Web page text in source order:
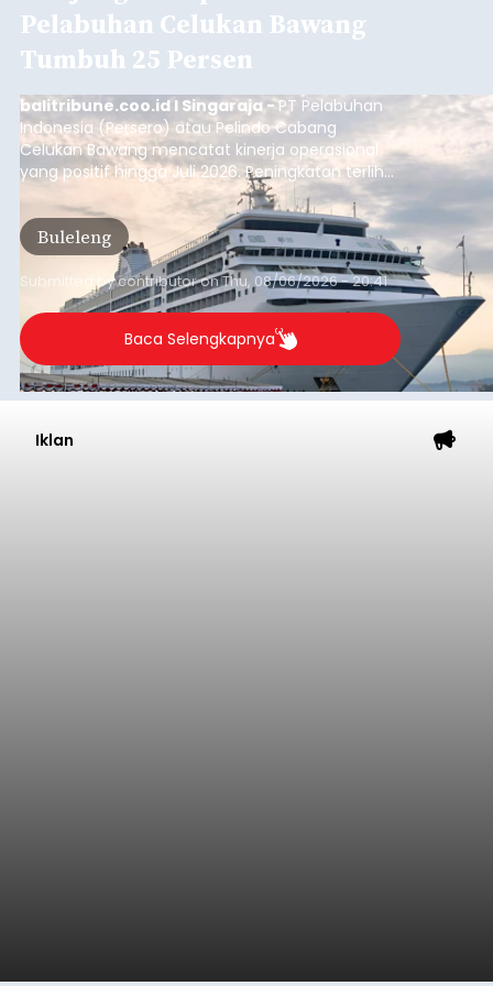
Pelabuhan Celukan Bawang
Tumbuh 25 Persen
balitribune.coo.id I Singaraja -PT Pelabuhan
Indonesia (Persero) atau Pelindo Cabang
Celukan Bawang mencatat kinerja operasional
yang positif hingga Juli 2026. Peningkatan terlihat
dari arus kapal yang mencapai 1,48 juta Gross
Tonnage (GT), atau tumbuh 12,4 persen
dibandingkan periode yang sama tahun lalu
yang tercatat sebesar 1,32 juta GT.
Buleleng
Submitted bycontributoronThu, 08/06/2026 - 20:41
Baca Selengkapnya
Iklan